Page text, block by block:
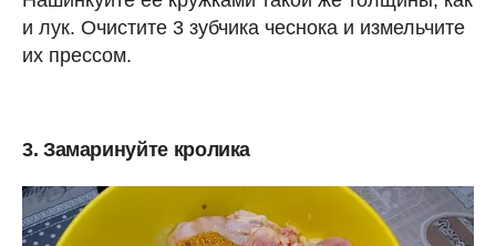
и лук. Очистите 3 зубчика чеснока и измельчите
их прессом.
3. Замаринуйте кролика